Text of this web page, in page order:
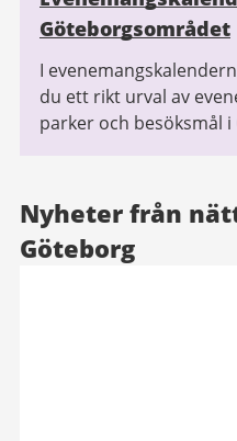
Göteborgsområdet
I
du ett rikt urval av
parker och besöksmål
Nyheter från
Göteborg